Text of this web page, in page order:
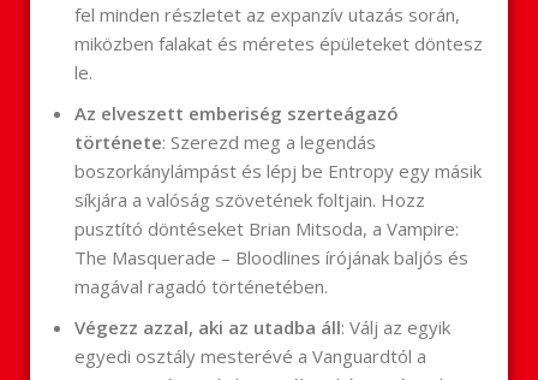
fel minden részletet az expanzív utazás során,
miközben falakat és méretes épületeket döntesz
le.
Az elveszett emberiség szerteágazó
története: Szerezd meg a legendás
boszorkánylámpást és lépj be Entropy egy másik
síkjára a valóság szövetének foltjain. Hozz
pusztító döntéseket Brian Mitsoda, a Vampire:
The Masquerade – Bloodlines írójának baljós és
magával ragadó történetében.
Végezz azzal, aki az utadba áll: Válj az egyik
egyedi osztály mesterévé a Vanguardtól a